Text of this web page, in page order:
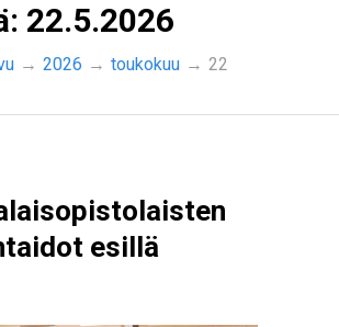
22.5.2026
→ 2026 → toukokuu → 22
esillä